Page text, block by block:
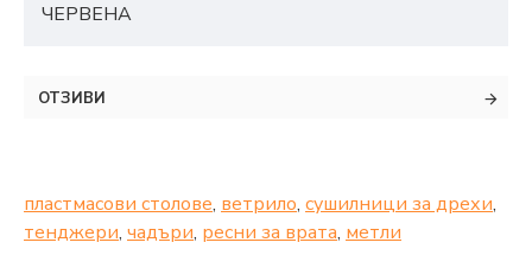
ЧЕРВЕНА
ОТЗИВИ
пластмасови столове, ветрило, сушилници за дрехи,
тенджери, чадъри, ресни за врата, метли